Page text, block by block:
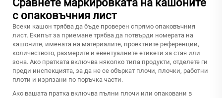
Сравнете маркировката на кашоните
с опаковъчния лист
Всеки кашон трябва да бъде проверен спрямо опаковъчния
лист. Екипът за приемане трябва да потвърди номерата на
кашоните, имената на материалите, проектните референции,
количеството, размерите и евентуалните етикети за стая или
зона. Ако пратката включва няколко типа продукти, отделете ги
преди инспекцията, за да не се объркат плочи, плочки, работни
плоти и изрязани по поръчка части.
Ако вашата пратка включва пълни плочи или опаковани в